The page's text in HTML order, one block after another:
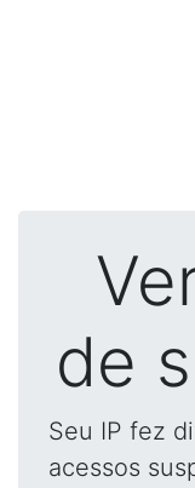
de
Seu IP fez
acessos